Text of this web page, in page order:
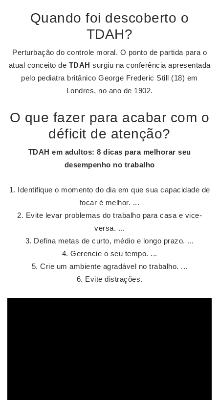
Quando foi descoberto o
TDAH?
Perturbação do controle moral. O ponto de partida para o
atual conceito de TDAH surgiu na conferência apresentada
pelo pediatra britânico George Frederic Still (18) em
Londres, no ano de 1902.
O que fazer para acabar com o
déficit de atenção?
TDAH em adultos: 8 dicas para melhorar seu
desempenho no trabalho
Identifique o momento do dia em que sua capacidade de
focar é melhor. ...
Evite levar problemas do trabalho para casa e vice-
versa. ...
Defina metas de curto, médio e longo prazo. ...
Gerencie o seu tempo. ...
Crie um ambiente agradável no trabalho. ...
Evite distrações.